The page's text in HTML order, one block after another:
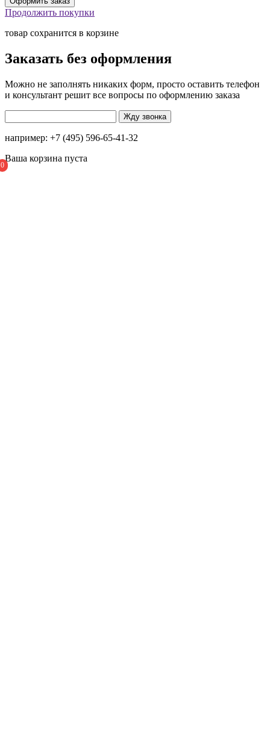
0
Продолжить покупки
товар сохранится в корзине
Заказать без оформления
Можно не заполнять никаких форм, просто оставить телефон
и консультант решит все вопросы по оформлению заказа
например: +7 (495) 596-65-41-32
Ваша корзина пуста